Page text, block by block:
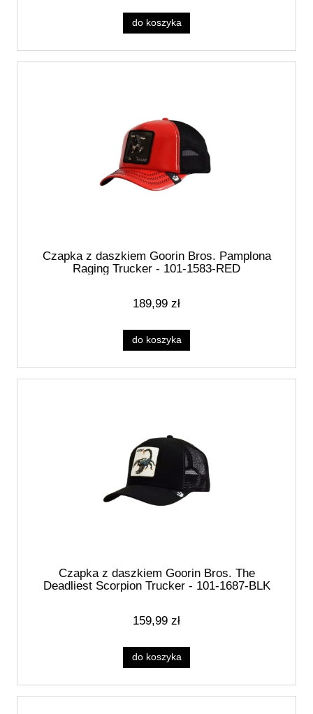
do koszyka
Czapka z daszkiem Goorin Bros. Pamplona
Raging Trucker - 101-1583-RED
189,99 zł
do koszyka
Czapka z daszkiem Goorin Bros. The
Deadliest Scorpion Trucker - 101-1687-BLK
159,99 zł
do koszyka